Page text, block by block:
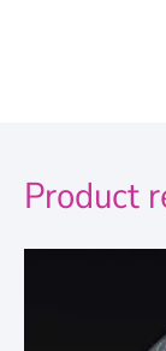
Product